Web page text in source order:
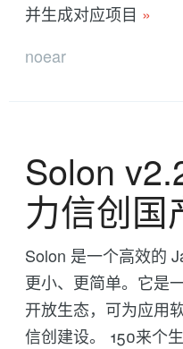
并生成对应项目 »
noear
Solon
力信创国
Solon 是一个高效的
更小、更简单。它是
开放生态，可为应用
信创建设。 150来个